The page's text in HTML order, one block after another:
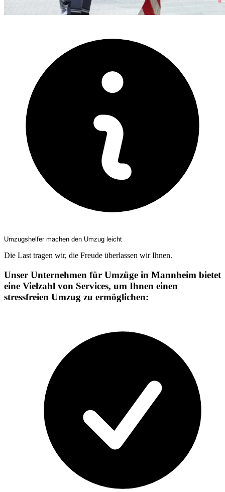
Umzugshelfer machen den Umzug leicht
Die Last tragen wir, die Freude überlassen wir Ihnen.
Unser Unternehmen für Umzüge in Mannheim bietet
eine Vielzahl von Services, um Ihnen einen
stressfreien Umzug zu ermöglichen: